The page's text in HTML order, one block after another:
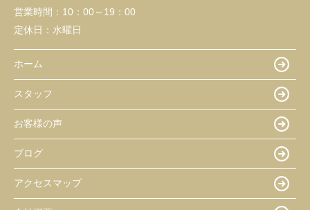
営業時間： 10：00～19：00
定休日： 水曜日
ホーム
スタッフ
お客様の声
ブログ
アクセスマップ